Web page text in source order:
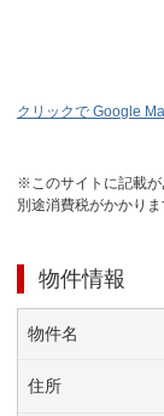
クリックで Google
※このサイトに記載が
別途消費税がかかりま
物件情報
物件名
住所